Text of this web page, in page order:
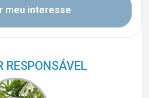
meu interesse
RESPONSÁVEL